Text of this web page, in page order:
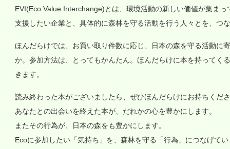
EVI(Eco Value Interchange)とは、環境活動の新しい価値が集ま
支援したい企業と、具体的に森林を守る活動を行う人々とを、つ
ほんだらけでは、お買い取り件数に応じ、日本の森を守る活動に
か。参加方法は、とってもかんたん。ほんだらけに本を持ってく
きます。
読み終わった本がございましたら、ぜひほんだらけにお持ちくだ
あなたとの出会いを終えた本が、だれかの心を豊かにします。
またその行為が、日本の森をも豊かにします。
Ecoに参加したい「気持ち」を、森林を守る「行為」につなげて